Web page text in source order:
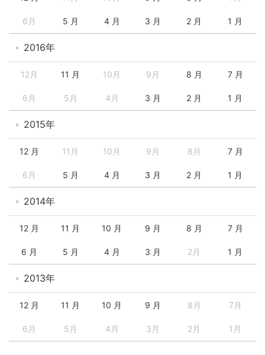
6月 5 月 4 月 3 月 2 月 1 月
2016年
12月 11 月 10月 9月 8 月 7 月
6月 5月 4月 3 月 2 月 1 月
2015年
12 月 11月 10月 9月 8月 7 月
6月 5 月 4 月 3 月 2 月 1 月
2014年
12 月 11 月 10 月 9 月 8 月 7 月
6 月 5 月 4 月 3 月 2月 1 月
2013年
12 月 11 月 10 月 9 月 8月 7月
6月 5月 4月 3月 2月 1月